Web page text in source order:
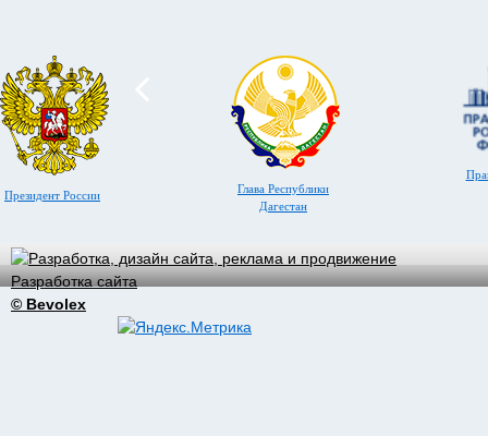
Президент России
Глава Республики
Дагестан
Разработка сайта
© Bevolex